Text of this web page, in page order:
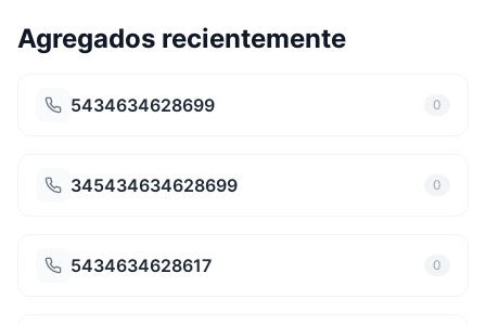
Agregados recientemente
5434634628699 0
345434634628699 0
5434634628617 0